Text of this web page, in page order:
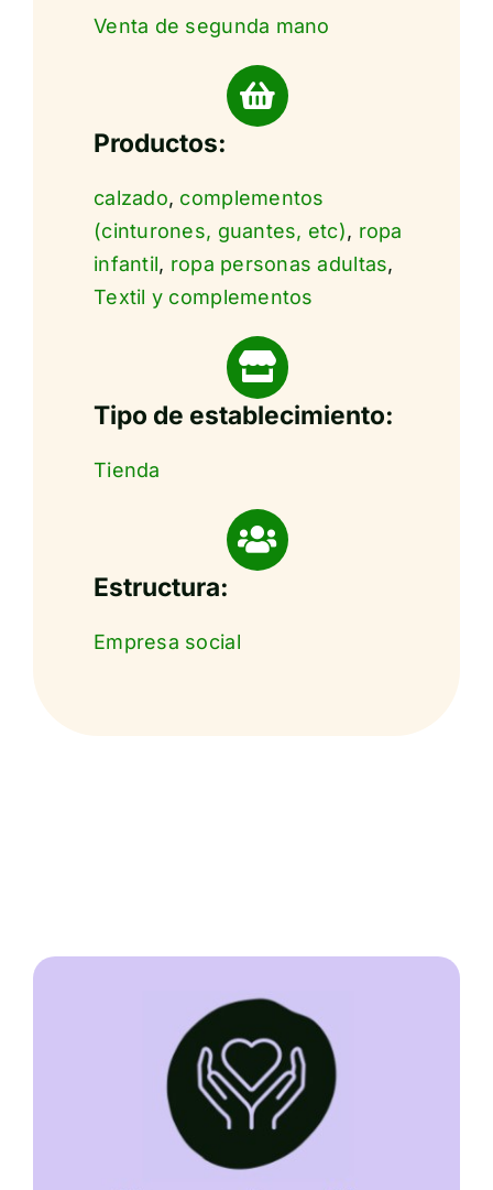
Venta de segunda mano
Productos:
calzado, complementos
(cinturones, guantes, etc), ropa
infantil, ropa personas adultas,
Textil y complementos
Tipo de establecimiento:
Tienda
Estructura:
Empresa social